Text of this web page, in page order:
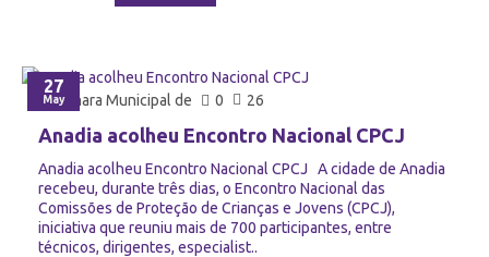
27
MayCâmara Municipal de 0 26
Anadia acolheu Encontro Nacional CPCJ
Anadia acolheu Encontro Nacional CPCJ A cidade de Anadia
recebeu, durante três dias, o Encontro Nacional das
Comissões de Proteção de Crianças e Jovens (CPCJ),
iniciativa que reuniu mais de 700 participantes, entre
técnicos, dirigentes, especialist..